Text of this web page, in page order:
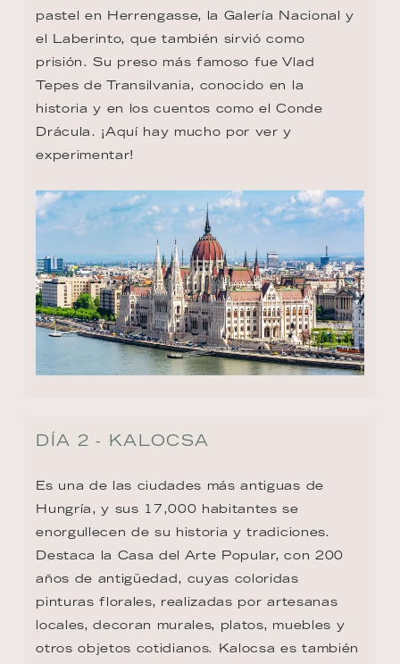
pastel en Herrengasse, la Galería Nacional y
el Laberinto, que también sirvió como
prisión. Su preso más famoso fue Vlad
Tepes de Transilvania, conocido en la
historia y en los cuentos como el Conde
Drácula. ¡Aquí hay mucho por ver y
experimentar!
DÍA 2 - KALOCSA
Es una de las ciudades más antiguas de
Hungría, y sus 17,000 habitantes se
enorgullecen de su historia y tradiciones.
Destaca la Casa del Arte Popular, con 200
años de antigüedad, cuyas coloridas
pinturas florales, realizadas por artesanas
locales, decoran murales, platos, muebles y
otros objetos cotidianos. Kalocsa es también